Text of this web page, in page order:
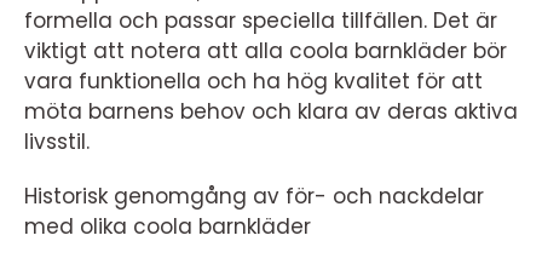
formella och passar speciella tillfällen. Det är
viktigt att notera att alla coola barnkläder bör
vara funktionella och ha hög kvalitet för att
möta barnens behov och klara av deras aktiva
livsstil.
Historisk genomgång av för- och nackdelar
med olika coola barnkläder